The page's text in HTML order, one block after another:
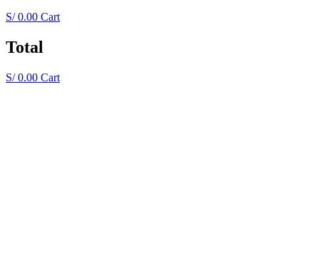
S/0.00 Cart
Total
S/0.00 Cart